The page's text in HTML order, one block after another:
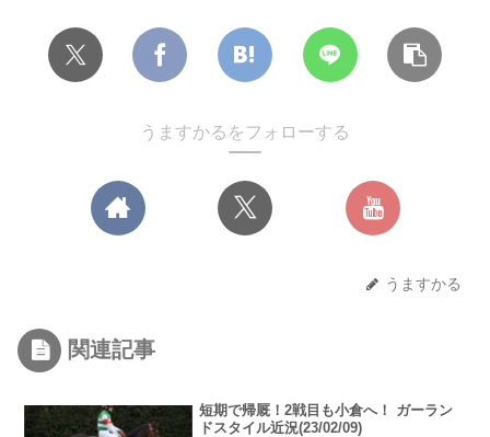
うますかるをフォローする
うますかる
関連記事
短期で帰厩！2戦目も小倉へ！ ガーラン
ドスタイル近況(23/02/09)